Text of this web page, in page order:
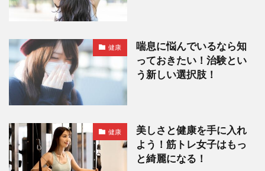
健康
喘息に悩んでいるなら知
っておきたい！治験とい
う新しい選択肢！
健康
美しさと健康を手に入れ
よう！筋トレ女子はもっ
と綺麗になる！